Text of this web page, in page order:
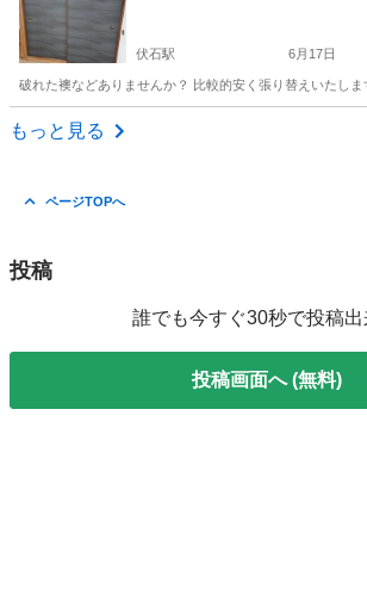
伏石駅 6月17日
破れた襖などありませんか？ 比較的安く張り替えいたし
香川 高松市
もっと見る
ページTOPへ
投稿
誰でも今すぐ30秒で投稿出
投稿画面へ (無料)